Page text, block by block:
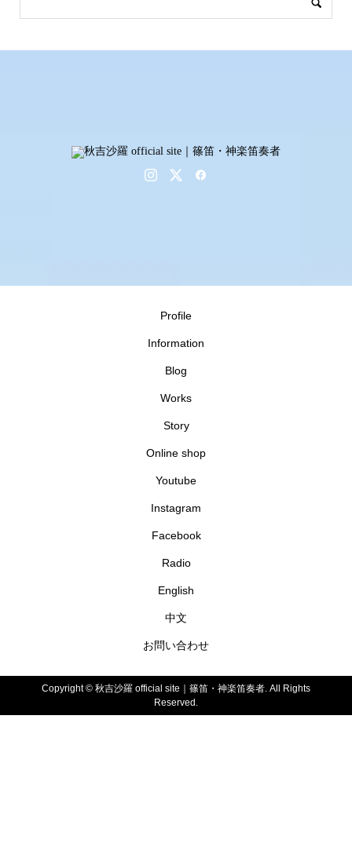
Profile
Information
Blog
Works
Story
Online shop
Youtube
Instagram
Facebook
Radio
English
中文
お問い合わせ
Copyright © 秋吉沙羅 official site｜篠笛・神楽笛奏者. All Rights
Reserved.